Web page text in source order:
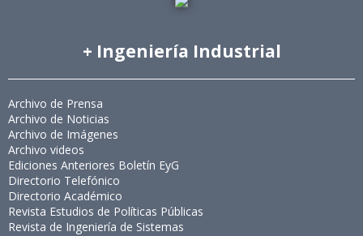
+ Ingeniería Industrial
Archivo de Prensa
Archivo de Noticias
Archivo de Imágenes
Archivo videos
Ediciones Anteriores Boletín EyG
Directorio Telefónico
Directorio Académico
Revista Estudios de Políticas Públicas
Revista de Ingeniería de Sistemas